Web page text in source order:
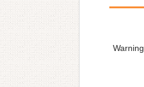
Warning